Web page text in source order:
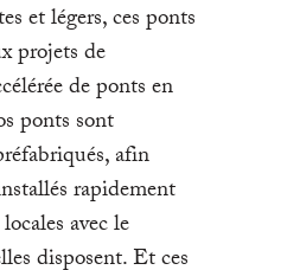
et légers, ces ponts
projets de
de ponts en
ponts sont
afin
rapidement
avec le
disposent. Et ces